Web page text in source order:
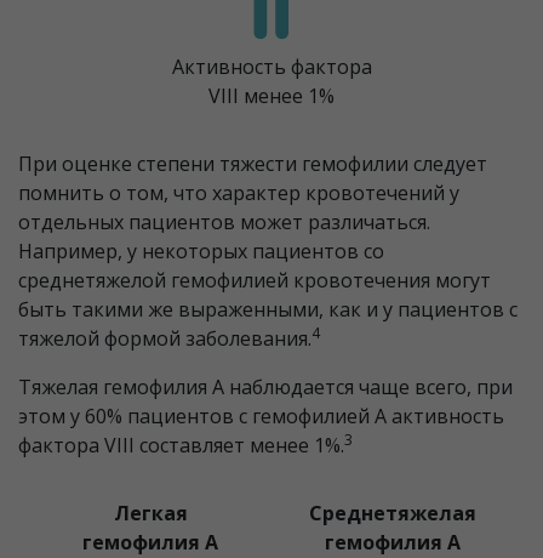
Активность фактора
VIII менее 1%
При оценке степени тяжести гемофилии следует
помнить о том, что характер кровотечений у
отдельных пациентов может различаться.
Например, у некоторых пациентов со
среднетяжелой гемофилией кровотечения могут
быть такими же выраженными, как и у пациентов с
тяжелой формой заболевания.4
Тяжелая гемофилия А наблюдается чаще всего, при
этом у 60% пациентов с гемофилией А активность
фактора VIII составляет менее 1%.3
Легкая
гемофилия A
Среднетяжелая
гемофилия A